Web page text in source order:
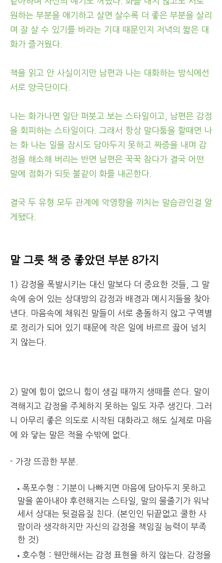
원하는 부분을 얘기하고 살면 살수록 더 좋은 부분을 살리
며 잘 살 수 있기를 바라는 기대 때문인지 저녁의 짧은 대
화가 즐거웠다.
책을 읽고 안 사실이지만 남편과 나는 대화하는 방식에선
서로 양극단이다.
나는 화가나면 일단 퍼붓고 보는 스타일이고, 남편은 감정
을 회피하는 스타일이다. 그래서 항상 말다툼을 할때면 나
는 화 나는 일을 잠시도 담아두지 못하고 짜증을 내며 감
정을 해소해 버리는 반면 남편은 꾹꾹 참다가 결국 어떤
말에 점화가 되듯 불같이 화를 내곤한다.
결국 두 유형 모두 관계에 악영향을 끼치는 말습관인걸 알
게됐다.
말 그릇 책 중 좋았던 부분 8가지
1) 감정을 폭발시키는 대신 말보다 더 중요한 것들, 그 말
속에 숨어 있는 상대방의 감정과 배경과 메시지들을 찾아
낸다. 마음속에 채워진 말들이 서로 충돌하지 않고 구역별
로 정리가 되어 있기 때문에 작은 일에 바르르 끓어 넘치
지 않는다.
2) 말에 힘이 없으니 힘이 생길 때까지 생떼를 쓴다. 말이
격해지고 감정을 주체하지 못하는 일도 자주 생긴다. 그러
니 아무리 좋은 의도로 시작된 대화라고 해도 실제로 마음
에 와 닿는 말은 적을 수밖에 없다.
- 가장 뜨끔한 부분.
폭포수형 : 기분이 나빠지면 마음에 담아두지 못하고
말을 쏟아내야 후련해지는 스타일, 말의 물줄기가 워낙
세서 상대는 뒷걸음질 친다. (본인인 뒤끝없고 쿨한 사
람이라 생각하지만 자신의 감정을 책임질 능력이 부족
한 것)
호수형 : 웬만해서는 감정 표현을 하지 않는다. 감정을